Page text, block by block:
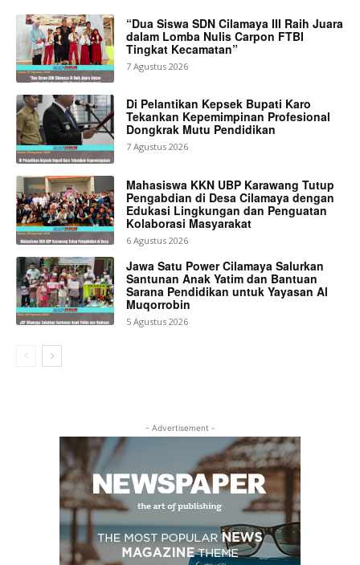
“Dua Siswa SDN Cilamaya III Raih Juara
dalam Lomba Nulis Carpon FTBI
Tingkat Kecamatan”
7 Agustus 2026
Di Pelantikan Kepsek Bupati Karo
Tekankan Kepemimpinan Profesional
Dongkrak Mutu Pendidikan
7 Agustus 2026
Mahasiswa KKN UBP Karawang Tutup
Pengabdian di Desa Cilamaya dengan
Edukasi Lingkungan dan Penguatan
Kolaborasi Masyarakat
6 Agustus 2026
Jawa Satu Power Cilamaya Salurkan
Santunan Anak Yatim dan Bantuan
Sarana Pendidikan untuk Yayasan Al
Muqorrobin
5 Agustus 2026
- Advertisement -